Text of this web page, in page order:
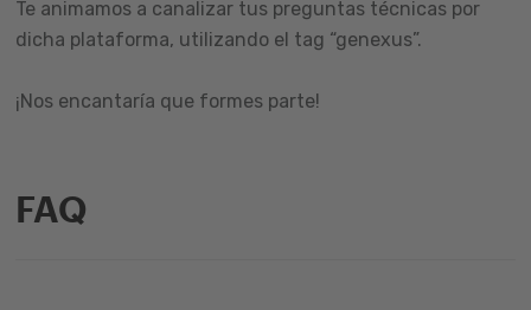
Te animamos a canalizar tus preguntas técnicas por
dicha plataforma, utilizando el tag “genexus”.
¡Nos encantaría que formes parte!
FAQ